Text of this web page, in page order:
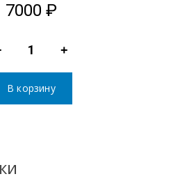
7000 ₽
E5-
+
В корзину